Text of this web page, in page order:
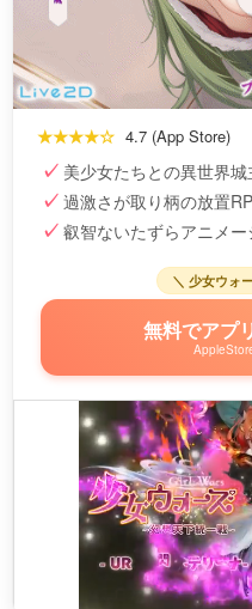
★★★★☆ 4.7 (App Store)
美少女たちとの異世界
過激さが取り柄の放置
叡智ないたずらアニメー
＼ 少女ウォ
無料でアプ